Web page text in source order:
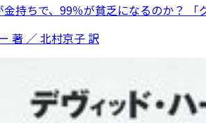
金持ちで、99％が貧乏になるのか？
著 ／ 北村京子 訳